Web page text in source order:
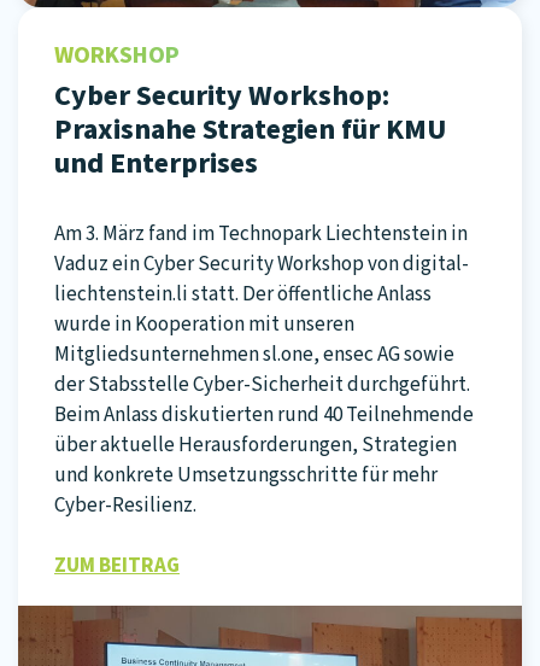
WORKSHOP
Cyber Security Workshop:
Praxisnahe Strategien für KMU
und Enterprises
Am 3. März fand im Technopark Liechtenstein in
Vaduz ein Cyber Security Workshop von digital-
liechtenstein.li statt. Der öffentliche Anlass
wurde in Kooperation mit unseren
Mitgliedsunternehmen sl.one, ensec AG sowie
der Stabsstelle Cyber-Sicherheit durchgeführt.
Beim Anlass diskutierten rund 40 Teilnehmende
über aktuelle Herausforderungen, Strategien
und konkrete Umsetzungsschritte für mehr
Cyber-Resilienz.
ZUM BEITRAG